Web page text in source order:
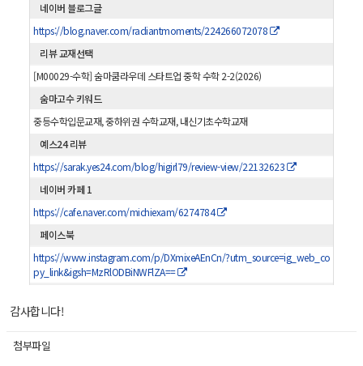
네이버 블로그글
https://blog.naver.com/radiantmoments/224266072078
리뷰 교재선택
[M00029-수학] 숨마쿰라우데 스타트업 중학 수학 2-2(2026)
숨마고수 키워드
중등수학입문교재, 중하위권 수학교재, 내신기초수학교재
예스24 리뷰
https://sarak.yes24.com/blog/higirl79/review-view/22132623
네이버 카페 1
https://cafe.naver.com/michiexam/6274784
페이스북
https://www.instagram.com/p/DXmixeAEnCn/?utm_source=ig_web_co
py_link&igsh=MzRlODBiNWFlZA==
감사합니다!
첨부파일